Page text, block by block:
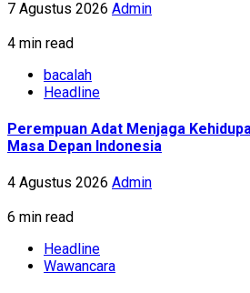
7 Agustus 2026 Admin
4 min read
bacalah
Headline
Perempuan Adat Menjaga
Masa Depan Indonesia
4 Agustus 2026 Admin
6 min read
Headline
Wawancara